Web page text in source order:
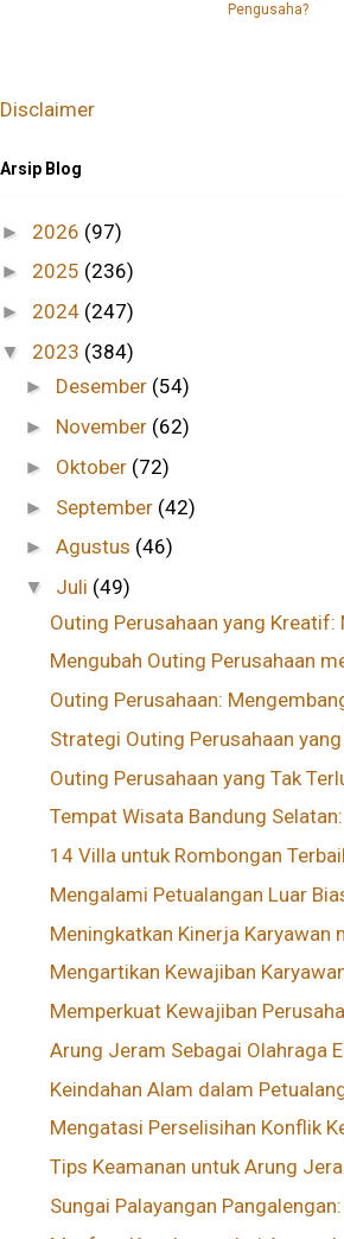
Pengusaha?
Disclaimer
Arsip Blog
► 2026 (97)
► 2025 (236)
► 2024 (247)
▼ 2023 (384)
► Desember (54)
► November (62)
► Oktober (72)
► September (42)
►Agustus (46)
▼ Juli (49)
Outing Perusahaan yang Kreatif:
Mengubah Outing Perusahaan
Outing Perusahaan:
Strategi Outing Perusahaan
Outing Perusahaan yang Tak
Tempat Wisata Bandung
14 Villa untuk Rombongan
Mengalami Petualangan Luar
Meningkatkan Kinerja Karyawan
Mengartikan Kewajiban
Memperkuat Kewajiban
Arung Jeram Sebagai Olahraga
Keindahan Alam dalam
Mengatasi Perselisihan Konflik
Tips Keamanan untuk Arung
Sungai Palayangan